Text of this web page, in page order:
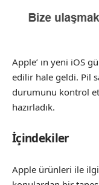
Apple’ ın yeni iOS
edilir hale geldi. Pil
durumunu kontrol
hazırladık.
İçindekiler
Apple ürünleri ile